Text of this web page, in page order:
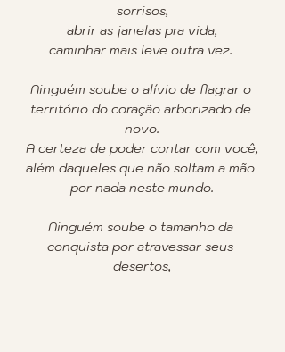
sorrisos,
abrir as janelas pra vida,
caminhar mais leve outra vez.
Ninguém soube o alívio de flagrar o
território do coração arborizado de
novo.
A certeza de poder contar com você,
além daqueles que não soltam a mão
por nada neste mundo.
Ninguém soube o tamanho da
conquista por atravessar seus
desertos,